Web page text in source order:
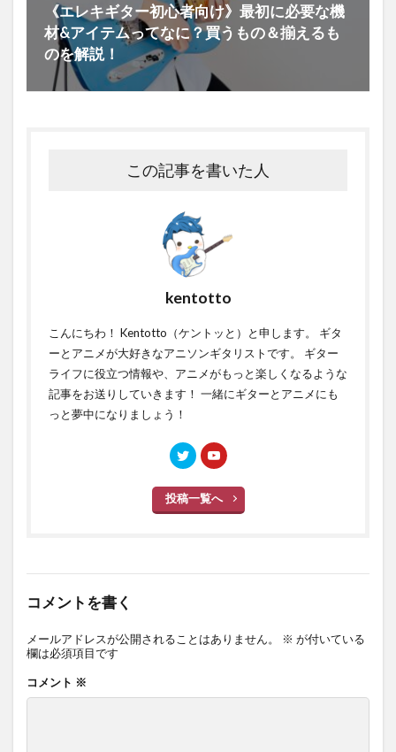
《エレキギター初心者向け》最初に必要な機
材&アイテムってなに？買うもの＆揃えるも
のを解説！
この記事を書いた人
kentotto
こんにちわ！ Kentotto（ケントッと）と申します。 ギタ
ーとアニメが大好きなアニソンギタリストです。 ギター
ライフに役立つ情報や、アニメがもっと楽しくなるような
記事をお送りしていきます！ 一緒にギターとアニメにも
っと夢中になりましょう！
投稿一覧へ
コメントを書く
メールアドレスが公開されることはありません。 ※ が付いている
欄は必須項目です
コメント ※